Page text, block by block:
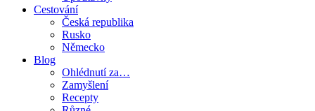
Cestování
Česká republika
Rusko
Německo
Blog
Ohlédnutí za…
Zamyšlení
Recepty